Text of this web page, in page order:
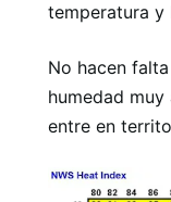
temperatura y
No hacen
humedad
entre en